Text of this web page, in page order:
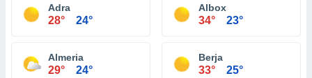
Adra
28° 24°
Albox
34° 23°
Almeria
29° 24°
Berja
33° 25°